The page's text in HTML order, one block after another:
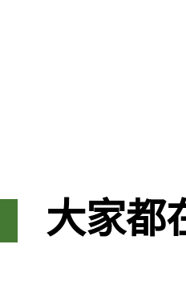
大家都